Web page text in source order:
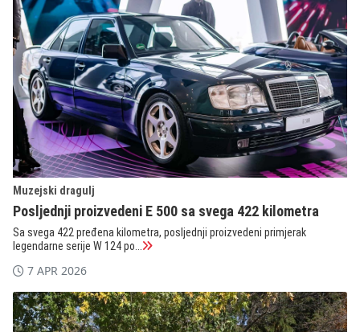
Muzejski dragulj
Posljednji proizvedeni E 500 sa svega 422 kilometra
Sa svega 422 pređena kilometra, posljednji proizvedeni primjerak
legendarne serije W 124 po...
7 APR 2026